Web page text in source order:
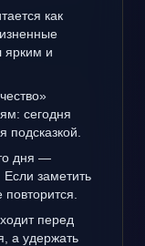
как
ярким и
сегодня
подсказкой.
дня —
заметить
перед
а удержать